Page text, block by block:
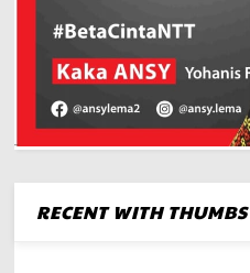
RECENT WITH THUMBS